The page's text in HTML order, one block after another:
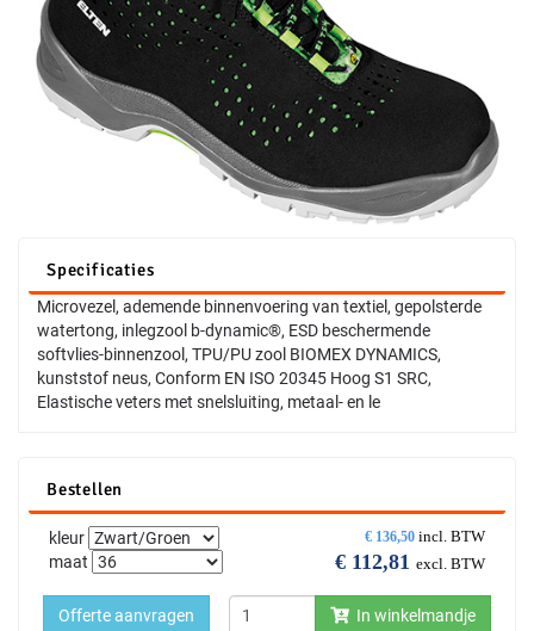
Specificaties
Microvezel, ademende binnenvoering van textiel, gepolsterde
watertong, inlegzool b-dynamic®, ESD beschermende
softvlies-binnenzool, TPU/PU zool BIOMEX DYNAMICS,
kunststof neus, Conform EN ISO 20345 Hoog S1 SRC,
Elastische veters met snelsluiting, metaal- en le
Bestellen
€ 136,50 incl. BTW
€ 112,81 excl. BTW
kleur
maat
In winkelmandje
Offerte aanvragen